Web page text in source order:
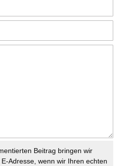
Beitrag bringen wir
Adresse, wenn wir Ihren echten